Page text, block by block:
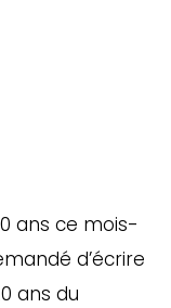
ans ce mois-
d’écrire
ans du